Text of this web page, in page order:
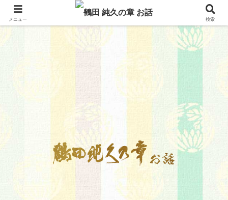
メニュー 検索